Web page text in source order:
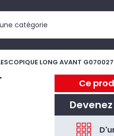
LONG AVANT
Ce